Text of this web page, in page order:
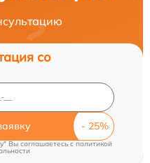
со
Вы соглашаетесь cполитикой